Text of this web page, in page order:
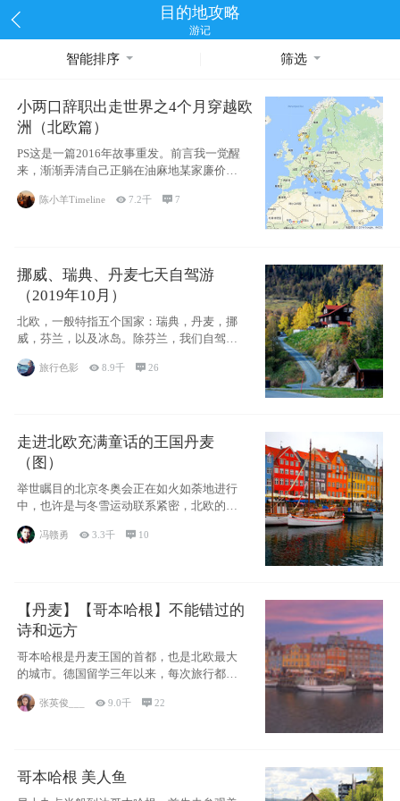
目的地攻略
游记
智能排序 筛选
小两口辞职出走世界之4个月穿越欧
洲（北欧篇）
PS这是一篇2016年故事重发。前言我一觉醒
来，渐渐弄清自己正躺在油麻地某家廉价宾
馆
陈小羊Timeline 7.2千 7
挪威、瑞典、丹麦七天自驾游
（2019年10月）
北欧，一般特指五个国家：瑞典，丹麦，挪
威，芬兰，以及冰岛。除芬兰，我们自驾游
旅行色影 8.9千 26
走进北欧充满童话的王国丹麦
（图）
举世瞩目的北京冬奥会正在如火如荼地进行
中，也许是与冬雪运动联系紧密，北欧的一
些国家因
冯赣勇 3.3千  10
【丹麦】【哥本哈根】不能错过的
诗和远方
哥本哈根是丹麦王国的首都，也是北欧最大
的城市。德国留学三年以来，每次旅行都是
张英俊___ 9.0千 22
哥本哈根 美人鱼